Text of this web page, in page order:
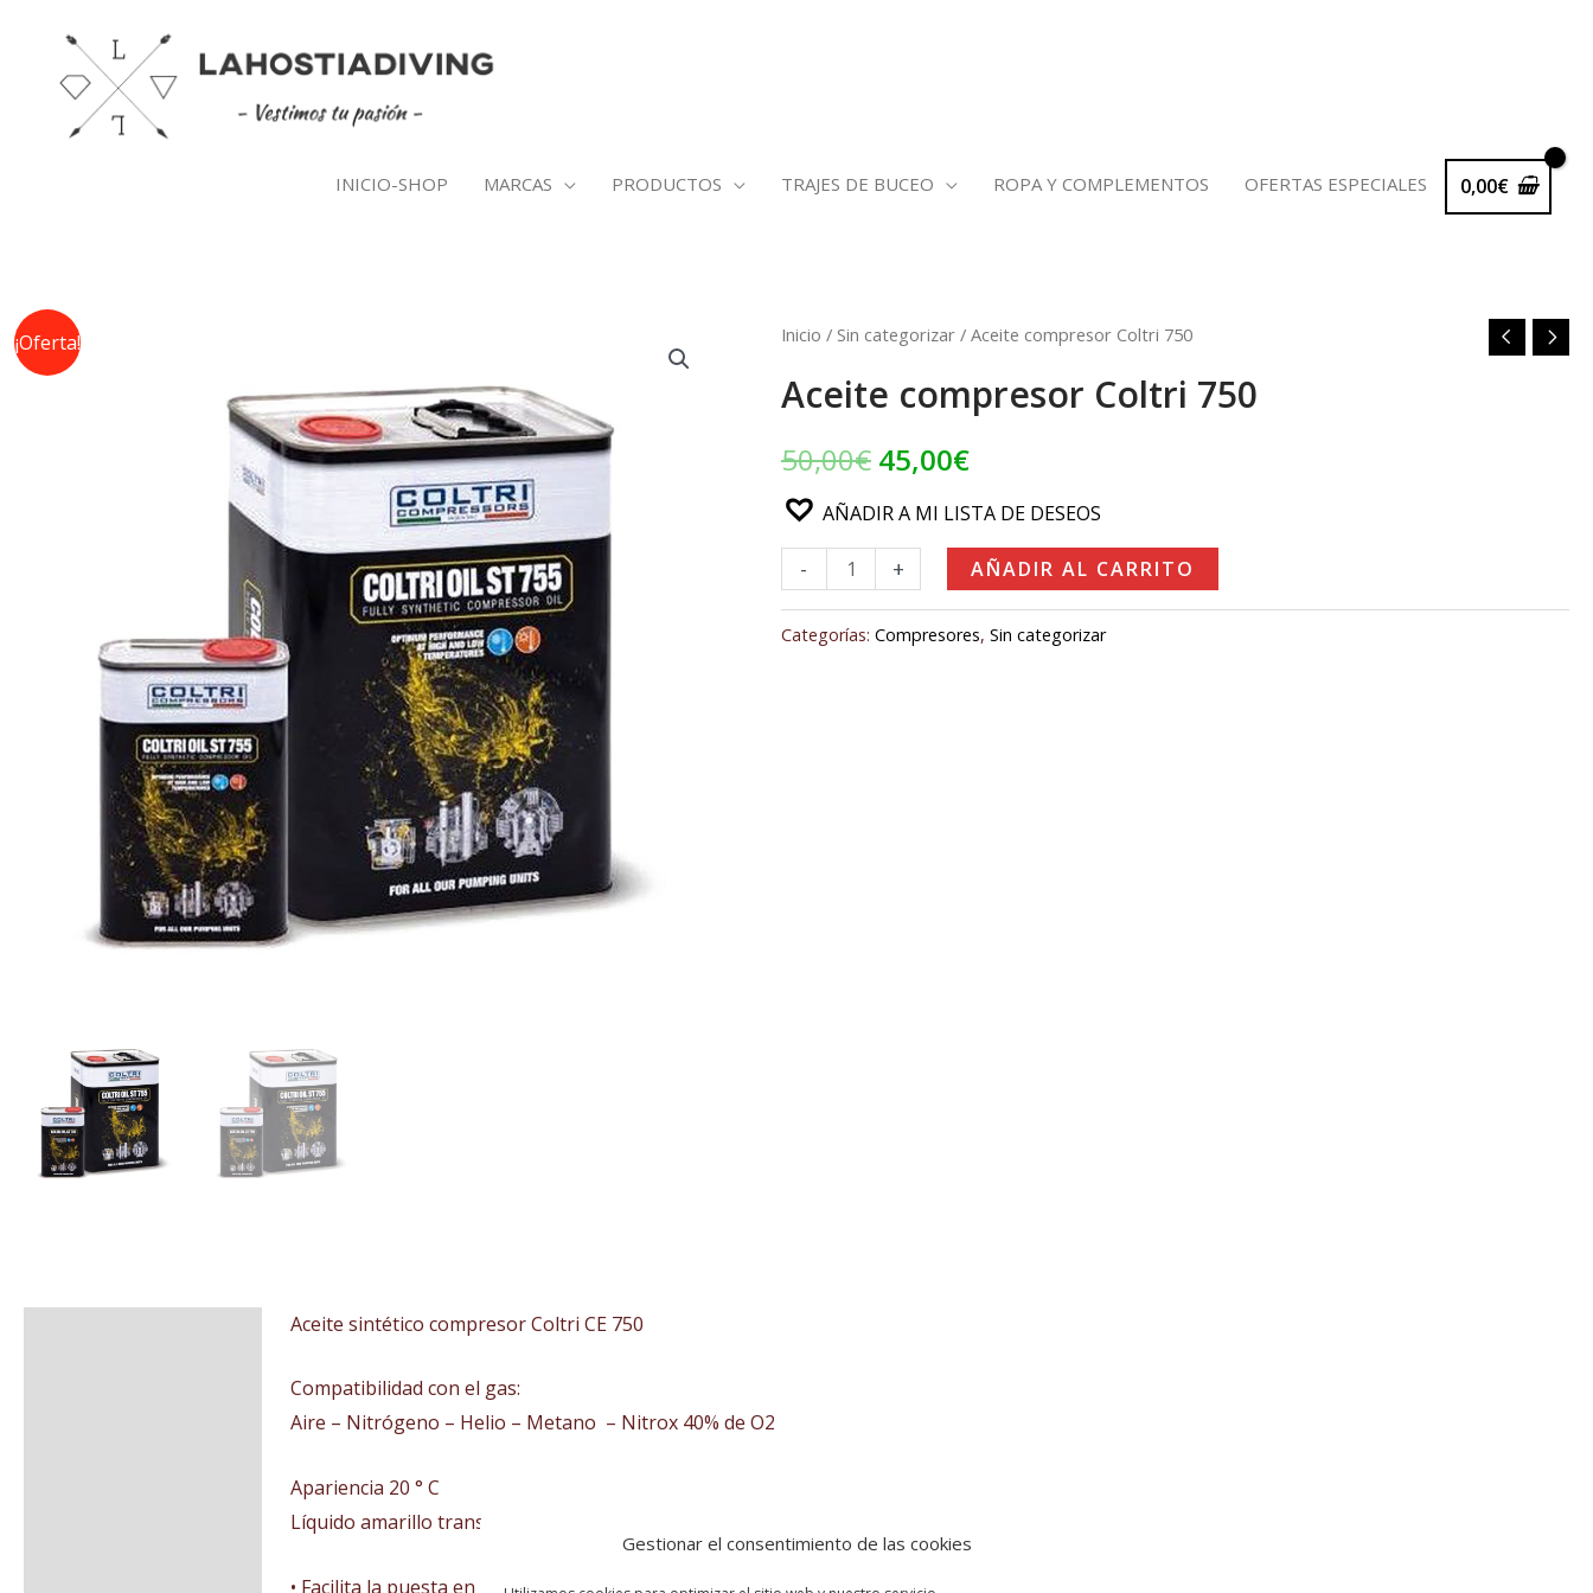
Gestionar el consentimiento de las cookies
contenido
INICIO-SHOP MARCAS PRODUCTOS TRAJES DE BUCEO ROPA Y COMPLEMENTOS OFERTAS ESPECIALES 0,00€
¡Oferta! Inicio / Sin categorizar/ Aceite compresor Coltri 750
Aceite compresor Coltri 750
50,00€
El
precio
original
era:
50,00€.
45,00€
El
precio
actual
es:
45,00€.
AÑADIR A MI LISTA DE DESEOS
-
Aceite
Coltri
cantidad
+ AÑADIR AL CARRITO
Categorías: Compresores, Sin categorizar
Aceite sintético compresor Coltri CE 750
Compatibilidad con el gas:
Aire – Nitrógeno – Helio – Metano – Nitrox 40% de O2
Apariencia 20 ° C
Líquido amarillo transparente
• Facilita la puesta en marcha.